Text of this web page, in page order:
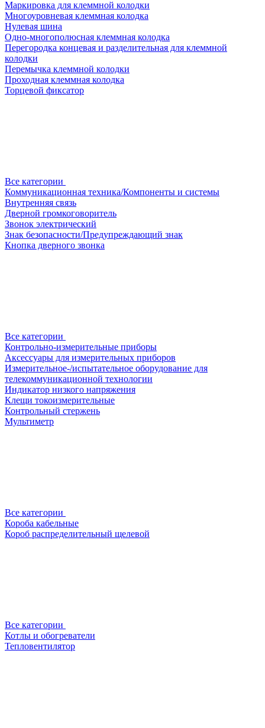
Маркировка для клеммной колодки
Многоуровневая клеммная колодка
Нулевая шина
Одно-многополюсная клеммная колодка
Перегородка концевая и разделительная для клеммной
колодки
Перемычка клеммной колодки
Проходная клеммная колодка
Торцевой фиксатор
Все категории
Коммуникационная техника/Компоненты и системы
Внутренняя связь
Дверной громкоговоритель
Звонок электрический
Знак безопасности/Предупреждающий знак
Кнопка дверного звонка
Все категории
Контрольно-измерительные приборы
Аксессуары для измерительных приборов
Измерительное-/испытательное оборудование для
телекоммуникационной технологии
Индикатор низкого напряжения
Клещи токоизмерительные
Контрольный стержень
Мультиметр
Все категории
Короба кабельные
Короб распределительный щелевой
Все категории
Котлы и обогреватели
Тепловентилятор